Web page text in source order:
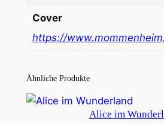
Cover
https://
Ähnliche Produkte
Alice im